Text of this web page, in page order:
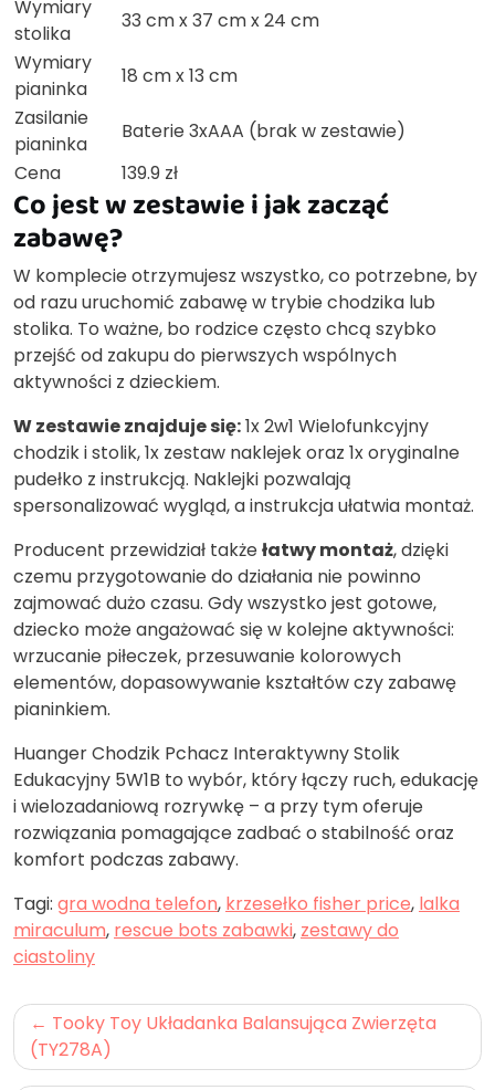
Wymiary
stolika
33 cm x 37 cm x 24 cm
Wymiary
pianinka
18 cm x 13 cm
Zasilanie
pianinka
Baterie 3xAAA (brak w zestawie)
Cena
139.9 zł
Co jest w zestawie i jak zacząć
zabawę?
W komplecie otrzymujesz wszystko, co potrzebne, by
od razu uruchomić zabawę w trybie chodzika lub
stolika. To ważne, bo rodzice często chcą szybko
przejść od zakupu do pierwszych wspólnych
aktywności z dzieckiem.
W zestawie znajduje się:1x 2w1 Wielofunkcyjny
chodzik i stolik, 1x zestaw naklejek oraz 1x oryginalne
pudełko z instrukcją. Naklejki pozwalają
spersonalizować wygląd, a instrukcja ułatwia montaż.
Producent przewidział takżełatwy montaż, dzięki
czemu przygotowanie do działania nie powinno
zajmować dużo czasu. Gdy wszystko jest gotowe,
dziecko może angażować się w kolejne aktywności:
wrzucanie piłeczek, przesuwanie kolorowych
elementów, dopasowywanie kształtów czy zabawę
pianinkiem.
Huanger Chodzik Pchacz Interaktywny Stolik
Edukacyjny 5W1B to wybór, który łączy ruch, edukację
i wielozadaniową rozrywkę – a przy tym oferuje
rozwiązania pomagające zadbać o stabilność oraz
komfort podczas zabawy.
Tagi: gra wodna telefon, krzesełko fisher price, lalka
miraculum, rescue bots zabawki, zestawy do
ciastoliny
Nawigacja
wpisu
Tooky Toy Układanka Balansująca Zwierzęta
(TY278A)